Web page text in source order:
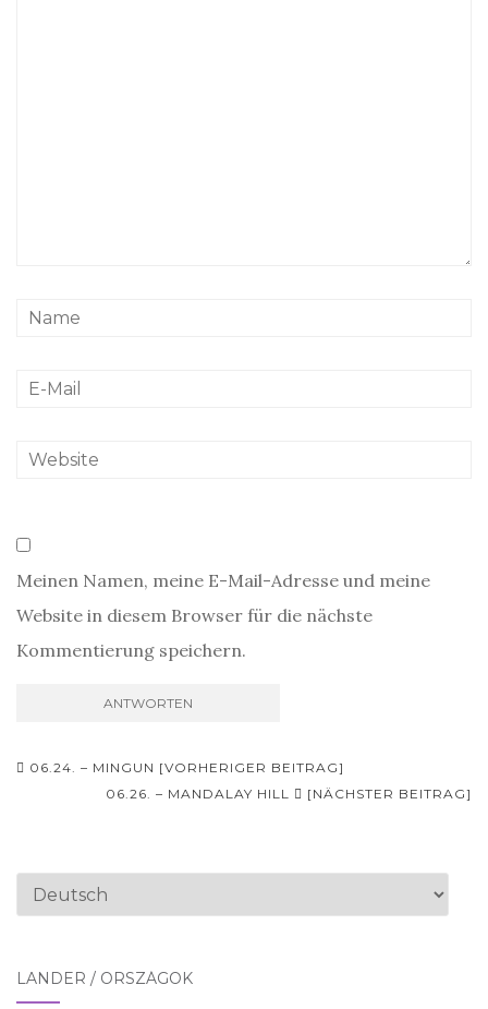
Meinen Namen, meine E-Mail-Adresse und meine
Website in diesem Browser für die nächste
Kommentierung speichern.
Beitrags-
Navigation
06.24. – MINGUN [VORHERIGER BEITRAG]
06.26. – MANDALAY HILL
[NÄCHSTER BEITRAG]
Sprache
LÄNDER / ORSZÁGOK